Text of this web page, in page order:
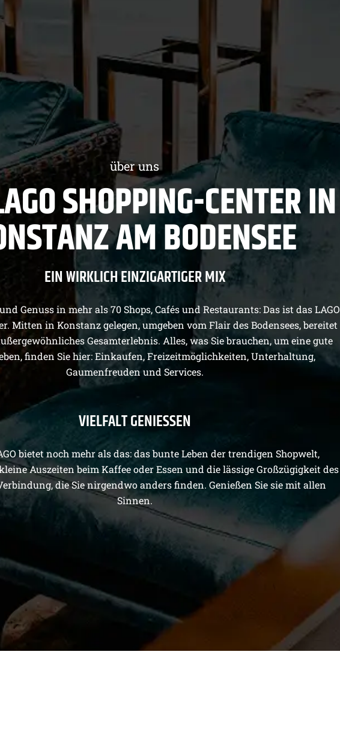
über uns
SHOPPING-CENTER IN
AM BODENSEE
EIN WIRKLICH EINZIGARTIGER MIX
Genuss in mehr als 70 Shops, Cafés und Restaurants: Das ist das LAGO
Mitten in Konstanz gelegen, umgeben vom Flair des Bodensees, bereitet
Gesamterlebnis. Alles, was Sie brauchen, um eine gute
finden Sie hier: Einkaufen, Freizeitmöglichkeiten, Unterhaltung,
Gaumenfreuden und Services.
VIELFALT GENIESSEN
bietet noch mehr als das: das bunte Leben der trendigen Shopwelt,
Auszeiten beim Kaffee oder Essen und die lässige Großzügigkeit des
die Sie nirgendwo anders finden. Genießen Sie sie mit allen
Sinnen.